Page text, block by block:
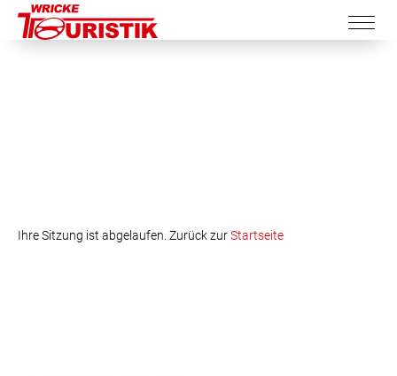
Ihre Sitzung ist abgelaufen. Zurück zurStartseite